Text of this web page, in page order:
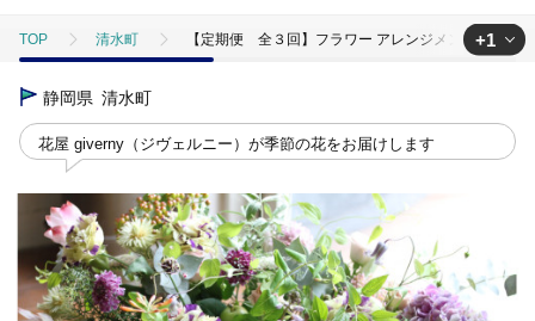
TOP 清水町
【定期便 全３回】フラワー アレンジメント おまか
+1
花屋 giverny（ジヴェルニー）が季節の花をお届けします
静岡県 清水町